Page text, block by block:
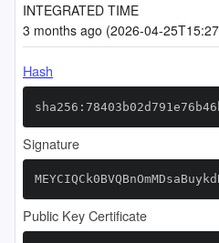
INTEGRATED TIME
3 months ago (2026-04-
Hash
Signature
Public Key Certificate